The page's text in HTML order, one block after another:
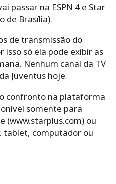
passar na ESPN 4 e Star
de Brasília).
de transmissão do
só ela pode exibir as
Nenhum canal da TV
Juventus hoje.
confronto na plataforma
somente para
(www.starplus.com) ou
tablet, computador ou